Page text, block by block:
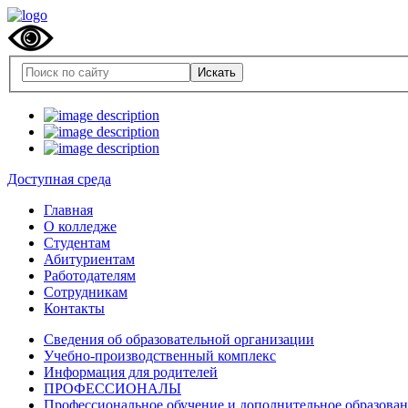
Доступная среда
Главная
О колледже
Студентам
Абитуриентам
Работодателям
Сотрудникам
Контакты
Сведения об образовательной организации
Учебно-производственный комплекс
Информация для родителей
ПРОФЕССИОНАЛЫ
Профессиональное обучение и дополнительное